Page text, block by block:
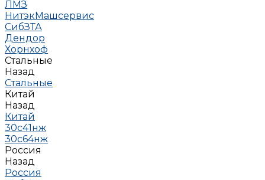
ЛМЗ
НитэкМашсервис
СибЗТА
Дендор
Хорнхоф
Стальные
Назад
Стальные
Китай
Назад
Китай
30с41нж
30с64нж
Россия
Назад
Россия